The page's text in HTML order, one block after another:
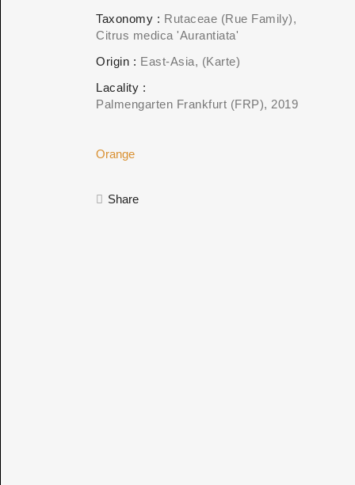
Taxonomy
Rutaceae (Rue Family)
Citrus medica 'Aurantiata'
Origin
East-Asia
(Karte)
Lacality
Palmengarten Frankfurt (FRP)
2019
Orange
Share